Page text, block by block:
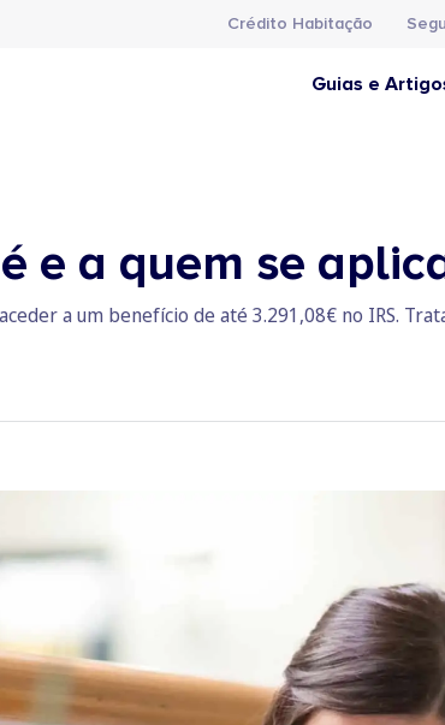
Crédito Habitação
Guias e
e a quem se
a um benefício de até 3.291,08€ no IRS.